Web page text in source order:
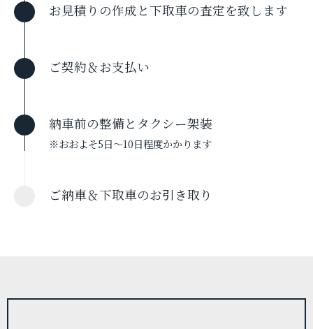
お見積りの作成と下取車の査定を致します
ご契約＆お支払い
納車前の整備とタクシー架装
※おおよそ5日〜10日程度かかります
ご納車＆下取車のお引き取り